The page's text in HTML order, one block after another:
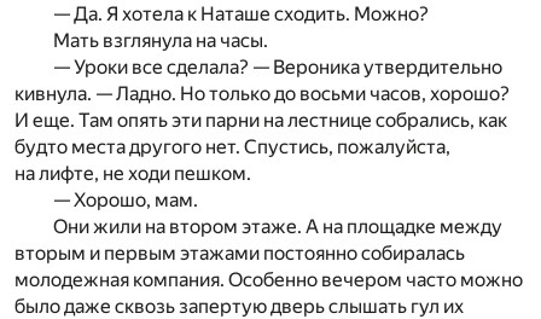
— Да. Я хотела к Наташе сходить. Можно?
Мать взглянула на часы.
— Уроки все сделала? — Вероника утвердительно
кивнула. — Ладно. Но только до восьми часов, хорошо?
И еще. Там опять эти парни на лестнице собрались, как
будто места другого нет. Спустись, пожалуйста,
на лифте, не ходи пешком.
— Хорошо, мам.
Они жили на втором этаже. А на площадке между
вторым и первым этажами постоянно собиралась
молодежная компания. Особенно вечером часто можно
было даже сквозь запертую дверь слышать гул их